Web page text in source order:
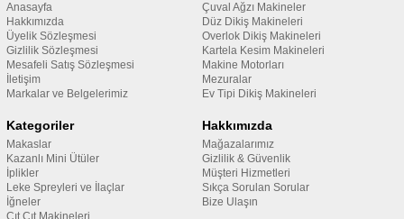
Anasayfa
Hakkımızda
Üyelik Sözleşmesi
Gizlilik Sözleşmesi
Mesafeli Satış Sözleşmesi
İletişim
Markalar ve Belgelerimiz
Çuval Ağzı Makineler
Düz Dikiş Makineleri
Overlok Dikiş Makineleri
Kartela Kesim Makineleri
Makine Motorları
Mezuralar
Ev Tipi Dikiş Makineleri
Kategoriler
Makaslar
Kazanlı Mini Ütüler
İplikler
Leke Spreyleri ve İlaçlar
İğneler
Çıt Çıt Makineleri
Hakkımızda
Mağazalarımız
Gizlilik & Güvenlik
Müşteri Hizmetleri
Sıkça Sorulan Sorular
Bize Ulaşın